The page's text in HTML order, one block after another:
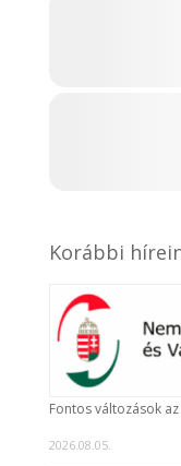
Korábbi
Fontos változások
2026.08.05.